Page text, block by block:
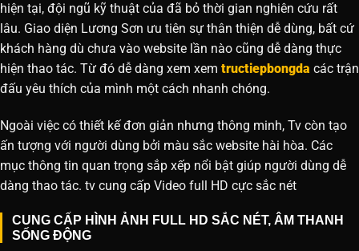
hiện tại, đội ngũ kỹ thuật của đã bỏ thời gian nghiên cứu rất
lâu. Giao diện Lương Sơn ưu tiên sự thân thiện dễ dùng, bất cứ
khách hàng dù chưa vào website lần nào cũng dễ dàng thực
hiện thao tác. Từ đó dễ dàng xem xem tructiepbongda các trận
đấu yêu thích của mình một cách nhanh chóng.
Ngoài việc có thiết kế đơn giản nhưng thông minh, Tv còn tạo
ấn tượng với người dùng bởi màu sắc website hài hòa. Các
mục thông tin quan trọng sắp xếp nổi bật giúp người dùng dễ
dàng thao tác. tv cung cấp Video full HD cực sắc nét
CUNG CẤP HÌNH ẢNH FULL HD SẮC NÉT, ÂM THANH
SỐNG ĐỘNG